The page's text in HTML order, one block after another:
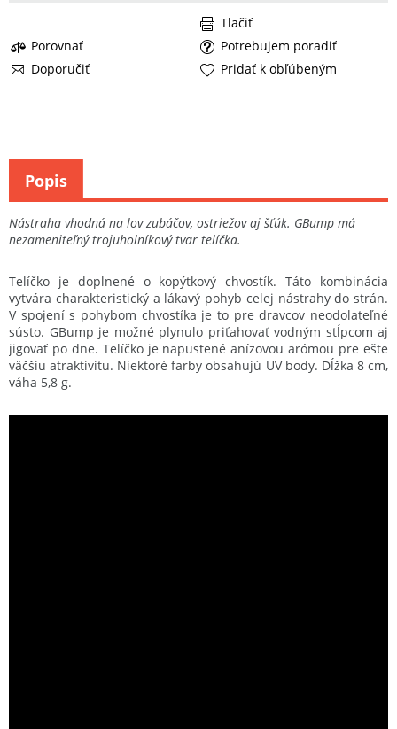
Porovnať
Potrebujem poradiť
Doporučiť
Tlačiť
Pridať k obľúbeným
Nástraha vhodná na lov zubáčov, ostriežov aj šťúk. GBump má
nezameniteľný trojuholníkový tvar telíčka.
Telíčko je doplnené o kopýtkový chvostík. Táto kombinácia
vytvára charakteristický a lákavý pohyb celej nástrahy do strán.
V spojení s pohybom chvostíka je to pre dravcov neodolateľné
sústo. GBump je možné plynulo priťahovať vodným stĺpcom aj
jigovať po dne. Telíčko je napustené anízovou arómou pre ešte
väčšiu atraktivitu. Niektoré farby obsahujú UV body. Dĺžka 8 cm,
váha 5,8 g.
Popis